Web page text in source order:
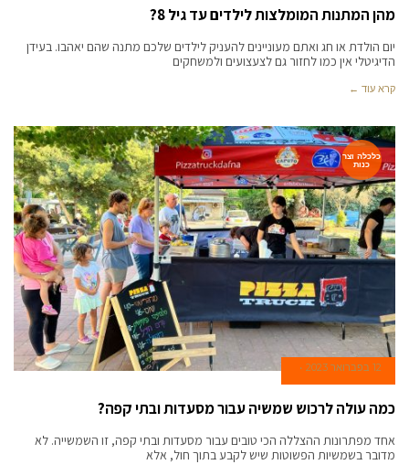
מהן המתנות המומלצות לילדים עד גיל 8?
יום הולדת או חג ואתם מעוניינים להעניק לילדים שלכם מתנה שהם יאהבו. בעידן
הדיגיטלי אין כמו לחזור גם לצעצועים ולמשחקים
קרא עוד ←
כלכלה וצר
כנות
12 בפברואר 2023
כמה עולה לרכוש שמשיה עבור מסעדות ובתי קפה?
אחד מפתרונות ההצללה הכי טובים עבור מסעדות ובתי קפה, זו השמשייה. לא
מדובר בשמשיות הפשוטות שיש לקבע בתוך חול, אלא